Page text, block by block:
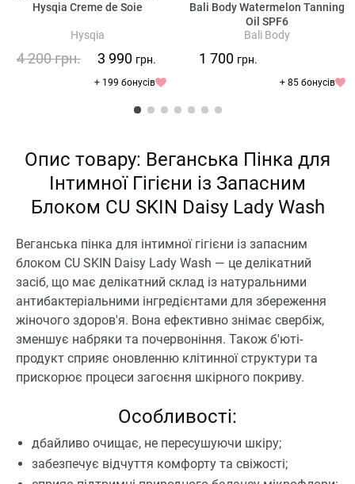
Hysqia Creme de Soie
Hysqia
4 200грн. 3 990 грн.
+ 199 бонусів
Bali Body Watermelon Tanning
Oil SPF6
Bali Body
1 700 грн.
+ 85 бонусів
Опис товару: Веганська Пінка для
Інтимної Гігієни із Запасним
Блоком CU SKIN Daisy Lady Wash
Веганська пінка для інтимної гігієни із запасним
блоком CU SKIN Daisy Lady Wash — це делікатний
засіб, що має делікатний склад із натуральними
антибактеріальними інгредієнтами для збереження
жіночого здоров'я. Вона ефективно знімає свербіж,
зменшує набряки та почервоніння. Також б'юті-
продукт сприяє оновленню клітинної структури та
прискорює процеси загоєння шкірного покриву.
Особливості:
дбайливо очищає, не пересушуючи шкіру;
забезпечує відчуття комфорту та свіжості;